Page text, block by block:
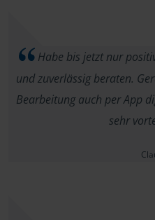
Habe bis jetzt nur
und zuverlässig beraten.
Bearbeitung auch per App
sehr